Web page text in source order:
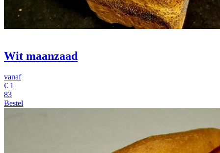
Wit maanzaad
vanaf
€ 1
83
Bestel